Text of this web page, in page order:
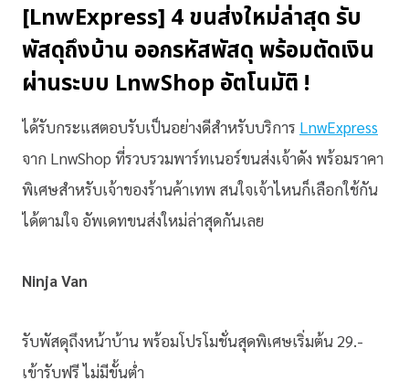
[LnwExpress] 4 ขนส่งใหม่ล่าสุด รับ
พัสดุถึงบ้าน ออกรหัสพัสดุ พร้อมตัดเงิน
ผ่านระบบ LnwShop อัตโนมัติ !
ได้รับกระแสตอบรับเป็นอย่างดีสำหรับบริการ LnwExpress
จาก LnwShop ที่รวบรวมพาร์ทเนอร์ขนส่งเจ้าดัง พร้อมราคา
พิเศษสำหรับเจ้าของร้านค้าเทพ สนใจเจ้าไหนก็เลือกใช้กัน
ได้ตามใจ อัพเดทขนส่งใหม่ล่าสุดกันเลย
Ninja Van
รับพัสดุถึงหน้าบ้าน พร้อมโปรโมชั่นสุดพิเศษเริ่มต้น 29.-
เข้ารับฟรี ไม่มีขั้นต่ำ